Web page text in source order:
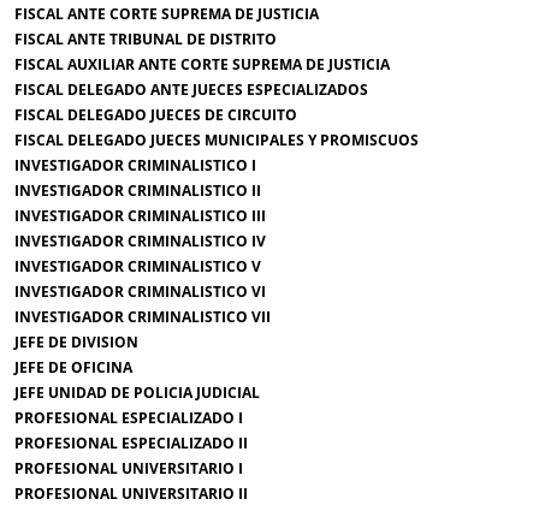
FISCAL ANTE CORTE SUPREMA DE JUSTICIA
FISCAL ANTE TRIBUNAL DE DISTRITO
FISCAL AUXILIAR ANTE CORTE SUPREMA DE JUSTICIA
FISCAL DELEGADO ANTE JUECES ESPECIALIZADOS
FISCAL DELEGADO JUECES DE CIRCUITO
FISCAL DELEGADO JUECES MUNICIPALES Y PROMISCUOS
INVESTIGADOR CRIMINALISTICO I
INVESTIGADOR CRIMINALISTICO II
INVESTIGADOR CRIMINALISTICO III
INVESTIGADOR CRIMINALISTICO IV
INVESTIGADOR CRIMINALISTICO V
INVESTIGADOR CRIMINALISTICO VI
INVESTIGADOR CRIMINALISTICO VII
JEFE DE DIVISION
JEFE DE OFICINA
JEFE UNIDAD DE POLICIA JUDICIAL
PROFESIONAL ESPECIALIZADO I
PROFESIONAL ESPECIALIZADO II
PROFESIONAL UNIVERSITARIO I
PROFESIONAL UNIVERSITARIO II